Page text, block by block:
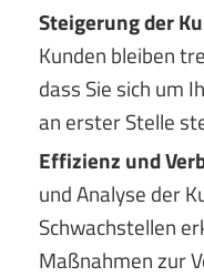
Steigerung der
Kunden bleiben
dass Sie sich um
an erster Stelle
Effizienz und
und Analyse der
Schwachstellen
Maßnahmen zur